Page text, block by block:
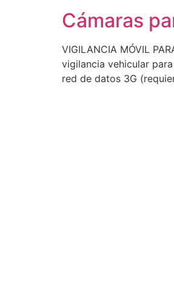
Cámaras
VIGILANCIA MÓVIL
vigilancia vehicular
red de datos 3G